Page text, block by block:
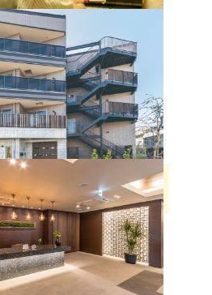
ホーム
～+交通費規定内全額
草4-17-14
荻」駅北口より徒歩11分
井草」駅北口より徒歩10分
募・問合せはこちら